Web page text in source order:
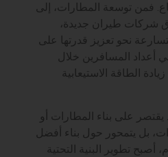
فمن توسعة المطارات، إلى
شركات طيران جديدة،
نحو تعزيز قدرتها على
أعداد المسافرين خلال
الطاقة الاستيعابية
على بناء المطارات أو
بل يتمحور حول بناء أفضل
أصبح تطوير البنية التحتية